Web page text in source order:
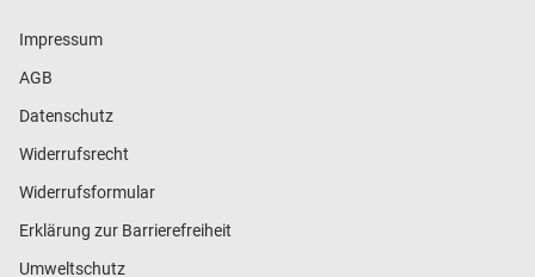
Impressum
AGB
Datenschutz
Widerrufsrecht
Widerrufsformular
Erklärung zur Barrierefreiheit
Umweltschutz